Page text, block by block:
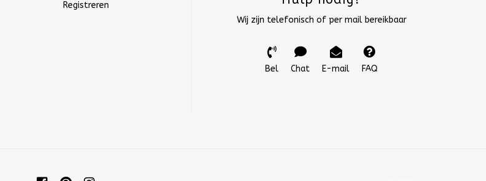
Registreren
Wij zijn telefonisch of per mail bereikbaar
Bel Chat E-mail FAQ